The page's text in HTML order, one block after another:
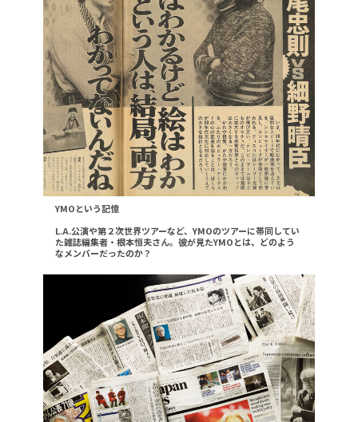
YMOという記憶
L.A.公演や第２次世界ツアーなど、YMOのツアーに帯同してい
た雑誌編集者・根本恒夫さん。彼が見たYMOとは、どのよう
なメンバーだったのか？